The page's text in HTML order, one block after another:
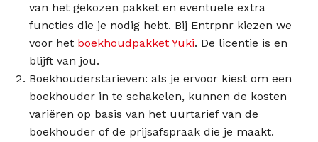
van het gekozen pakket en eventuele extra
functies die je nodig hebt. Bij Entrpnr kiezen we
voor het boekhoudpakket Yuki. De licentie is en
blijft van jou.
Boekhouderstarieven: als je ervoor kiest om een
boekhouder in te schakelen, kunnen de kosten
variëren op basis van het uurtarief van de
boekhouder of de prijsafspraak die je maakt.